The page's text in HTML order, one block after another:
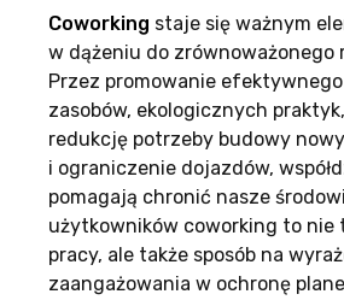
Coworking staje się ważnym
w dążeniu do zrównoważonego
Przez promowanie
zasobów, ekologicznych
redukcję potrzeby budowy
i ograniczenie dojazdów,
pomagają chronić nasze
użytkowników coworking to nie
pracy, ale także sposób na
zaangażowania w ochronę